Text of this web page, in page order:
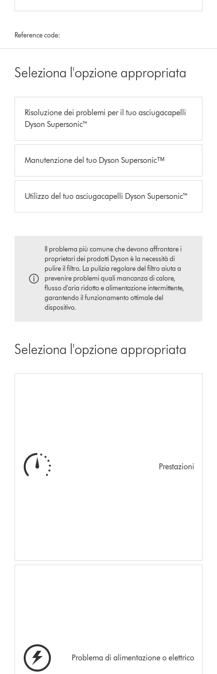
Reference code:
Seleziona l'opzione appropriata
Risoluzione dei problemi per il tuo asciugacapelli
Dyson Supersonic™
Manutenzione del tuo Dyson Supersonicᵀᴹ
Utilizzo del tuo asciugacapelli Dyson Supersonic™
Il problema più comune che devono affrontare i
proprietari dei prodotti Dyson è la necessità di
pulire il filtro. La pulizia regolare del filtro aiuta a
prevenire problemi quali mancanza di calore,
flusso d'aria ridotto e alimentazione intermittente,
garantendo il funzionamento ottimale del
dispositivo.
Seleziona l'opzione appropriata
Prestazioni
Problema di alimentazione o elettrico